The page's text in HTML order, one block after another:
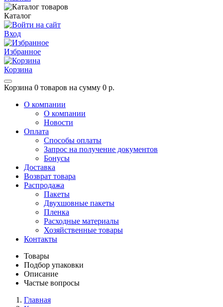
Каталог
Вход
Избранное
Корзина
Корзина 0 товаров на сумму 0 р.
О компании
О компании
Новости
Оплата
Способы оплаты
Запрос на получение документов
Бонусы
Доставка
Возврат товара
Распродажа
Пакеты
Двухшовные пакеты
Пленка
Расходные материалы
Хозяйственные товары
Контакты
Товары
Подбор упаковки
Описание
Частые вопросы
Главная